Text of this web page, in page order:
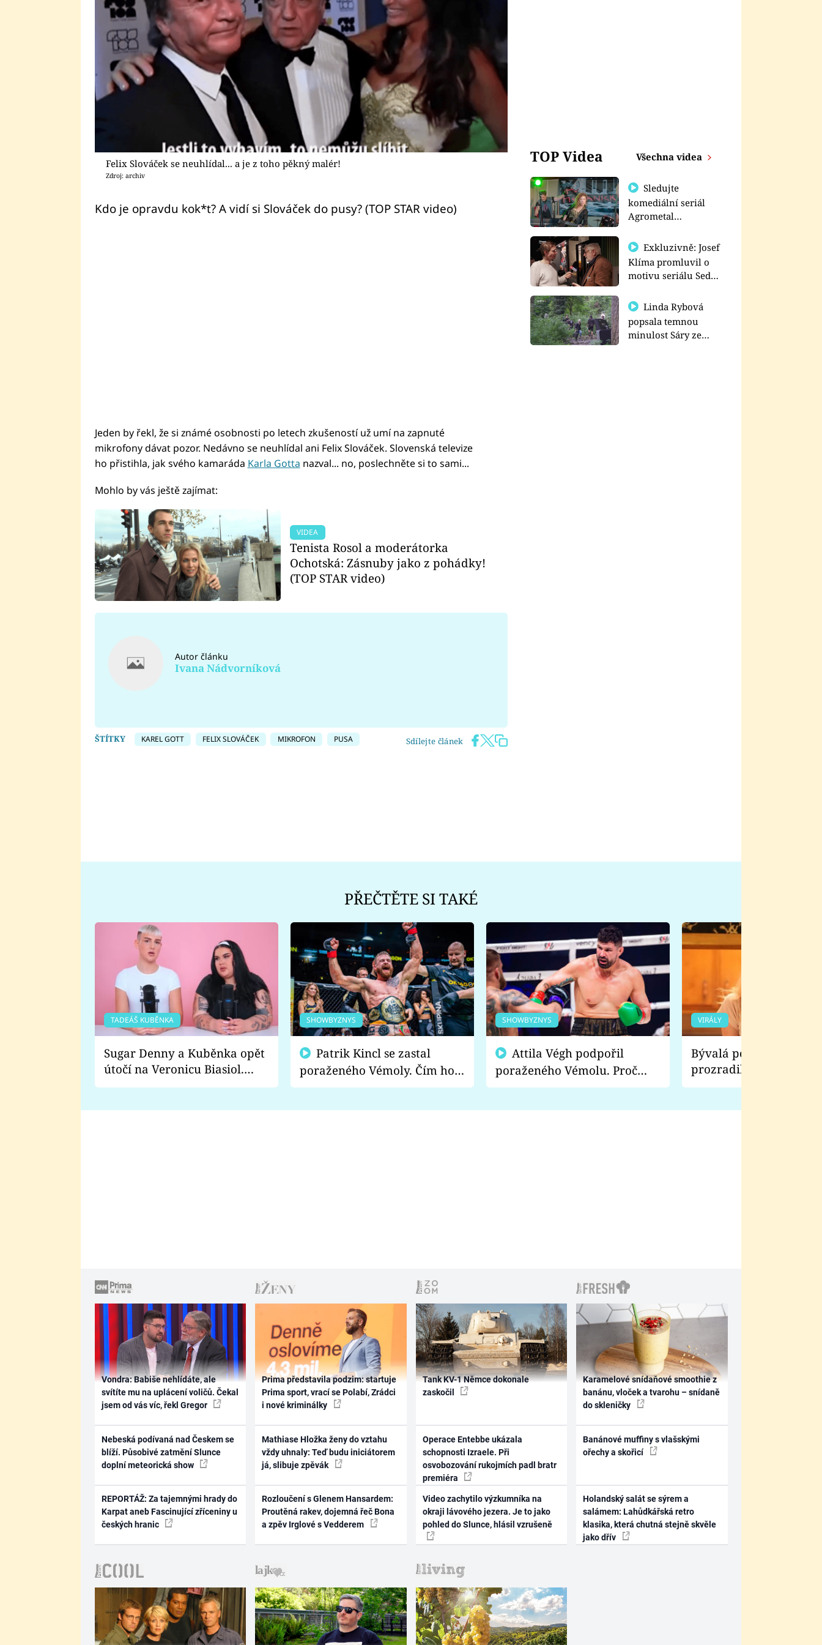
Felix Slováček se neuhlídal... a je z toho pěkný malér!
Zdroj: archiv
Kdo je opravdu kok*t? A vidí si Slováček do pusy? (TOP STAR video)
Jeden by řekl, že si známé osobnosti po letech zkušeností už umí na zapnuté
mikrofony dávat pozor. Nedávno se neuhlídal ani Felix Slováček. Slovenská televize
ho přistihla, jak svého kamaráda Karla Gotta nazval... no, poslechněte si to sami...
Mohlo by vás ještě zajímat:
VIDEA
Tenista Rosol a moderátorka
Ochotská: Zásnuby jako z pohádky!
(TOP STAR video)
Autor článku
Ivana Nádvorníková
Sdílejte článek
ŠTÍTKY KAREL GOTT FELIX SLOVÁČEK MIKROFON PUSA
TOP Videa Všechna videa
Sledujte
komediální seriál
Agrometal
prima+
Exkluzivně: Josef
Klíma promluvil o
motivu seriálu Sedm
Linda Rybová
popsala temnou
minulost Sáry ze
PŘEČTĚTE SI TAKÉ
TADEÁŠ KUBĚNKA
Sugar Denny a Kuběnka opět
útočí na Veronicu Biasiol.
Proč je podle nich falešná a
SHOWBYZNYS
poraženého Vémoly. Čím ho
fanoušci naštvali?
SHOWBYZNYS
poraženého Vémolu. Proč
chce raději zápasit s ním než
VIRÁLY
Bývalá pornoherečka
prozradila, co ji
natáčení Euforie.
Vondra: Babiše nehlídáte, ale
svítíte mu na uplácení voličů. Čekal
jsem od vás víc, řekl Gregor
Nebeská podívaná nad Českem se
blíží. Působivé zatmění Slunce
doplní meteorická show
REPORTÁŽ: Za tajemnými hrady do
Karpat aneb Fascinující zříceniny u
českých hranic
Prima představila podzim: startuje
Prima sport, vrací se Polabí, Zrádci
i nové kriminálky
Mathiase Hložka ženy do vztahu
vždy uhnaly: Teď budu iniciátorem
já, slibuje zpěvák
Rozloučení s Glenem Hansardem:
Proutěná rakev, dojemná řeč Bona
a zpěv Irglové s Vedderem
Tank KV-1 Němce dokonale
zaskočil
Operace Entebbe ukázala
schopnosti Izraele. Při
osvobozování rukojmích padl bratr
premiéra
Video zachytilo výzkumníka na
okraji lávového jezera. Je to jako
pohled do Slunce, hlásil vzrušeně
Karamelové snídaňové smoothie z
banánu, vloček a tvarohu – snídaně
do skleničky
Banánové muffiny s vlašskými
ořechy a skořicí
Holandský salát se sýrem a
salámem: Lahůdkářská retro
klasika, která chutná stejně skvěle
jako dřív